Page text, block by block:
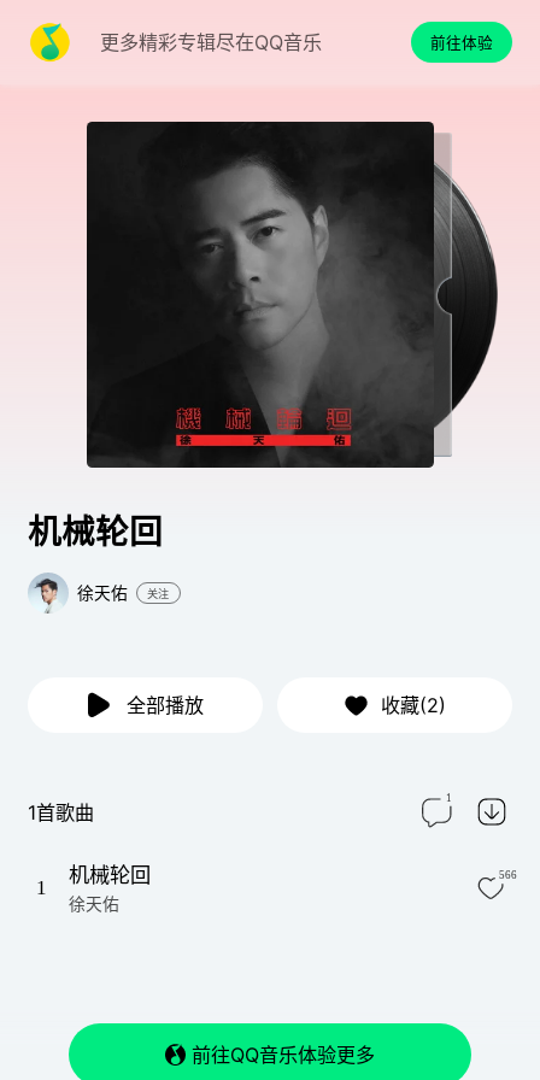
更多精彩专辑尽在QQ音乐 前往体验
机械轮回
徐天佑 关注
全部播放 收藏(2)
1首歌曲
1
1
机械轮回
徐天佑
566
前往QQ音乐体验更多